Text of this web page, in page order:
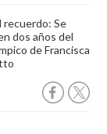
recuerdo: Se
dos años del
de Francisca